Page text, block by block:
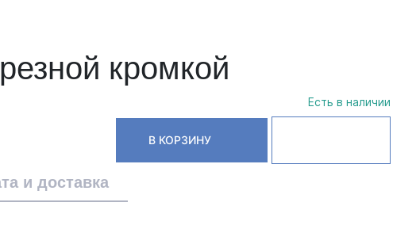
кромкой
Есть в наличии
В КОРЗИНУ
и доставка